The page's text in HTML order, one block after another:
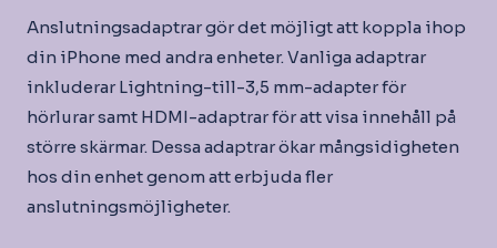
Anslutningsadaptrar gör det möjligt att koppla ihop
din iPhone med andra enheter. Vanliga adaptrar
inkluderar Lightning-till-3,5 mm-adapter för
hörlurar samt HDMI-adaptrar för att visa innehåll på
större skärmar. Dessa adaptrar ökar mångsidigheten
hos din enhet genom att erbjuda fler
anslutningsmöjligheter.